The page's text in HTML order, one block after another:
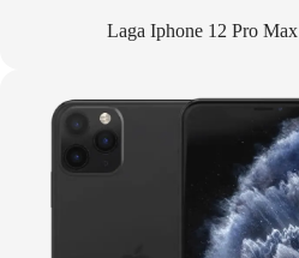
Laga Iphone 12 Pro Max